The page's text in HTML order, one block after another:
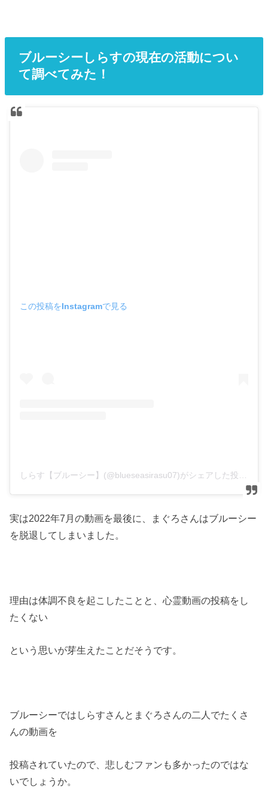
ブルーシーしらすの現在の活動につい
て調べてみた！
この投稿をInstagramで見る
実は2022年7月の動画を最後に、まぐろさんはブルーシー
を脱退してしまいました。
理由は体調不良を起こしたことと、心霊動画の投稿をし
たくない
という思いが芽生えたことだそうです。
ブルーシーではしらすさんとまぐろさんの二人でたくさ
んの動画を
投稿されていたので、悲しむファンも多かったのではな
いでしょうか。